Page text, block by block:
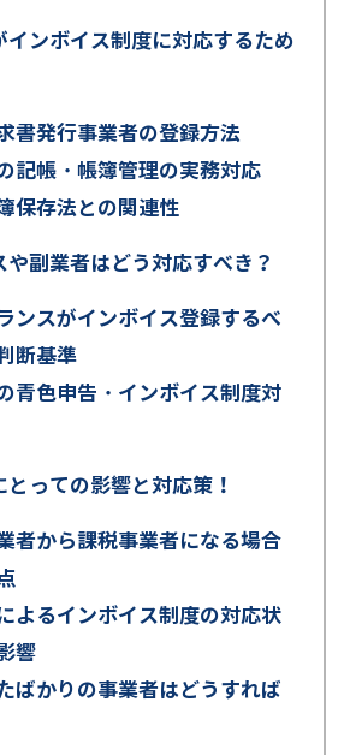
インボイス制度に対応するため
書発行事業者の登録方法
記帳・帳簿管理の実務対応
保存法との関連性
や副業者はどう対応すべき？
ンスがインボイス登録するべ
断基準
青色申告・インボイス制度対
っての影響と対応策！
者から課税事業者になる場合
よるインボイス制度の対応状
響
ばかりの事業者はどうすれば